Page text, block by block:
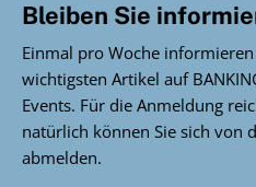
Bleiben Sie
Einmal pro Woche
wichtigsten Artikel auf
Events. Für die Anmeldung
natürlich können Sie sich von
abmelden.